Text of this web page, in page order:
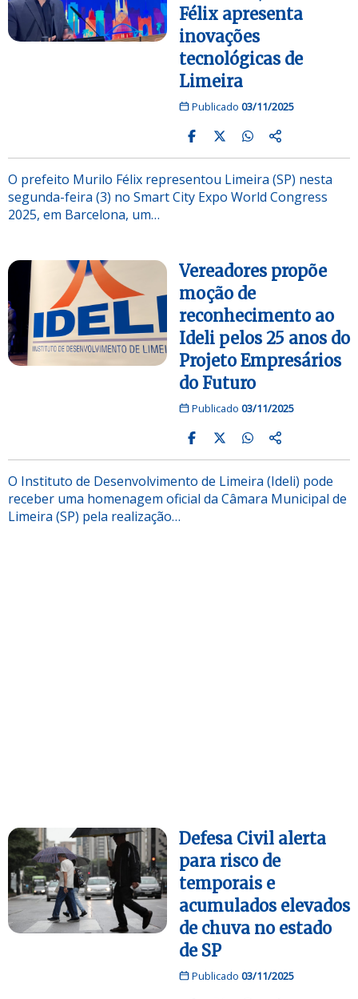
Félix apresenta
inovações
tecnológicas de
Limeira
Publicado 03/11/2025
O prefeito Murilo Félix representou Limeira (SP) nesta
segunda-feira (3) no Smart City Expo World Congress
2025, em Barcelona, um…
Vereadores propõe
moção de
reconhecimento ao
Ideli pelos 25 anos do
Projeto Empresários
do Futuro
Publicado 03/11/2025
O Instituto de Desenvolvimento de Limeira (Ideli) pode
receber uma homenagem oficial da Câmara Municipal de
Limeira (SP) pela realização…
Defesa Civil alerta
para risco de
temporais e
acumulados elevados
de chuva no estado
de SP
Publicado 03/11/2025